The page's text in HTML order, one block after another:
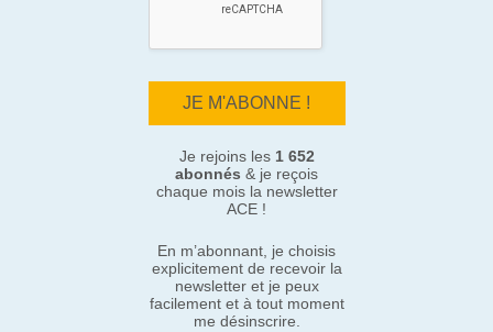
Je rejoins les 1 652
abonnés & je reçois
chaque mois la newsletter
ACE !
En m’abonnant, je choisis
explicitement de recevoir la
newsletter et je peux
facilement et à tout moment
me désinscrire.